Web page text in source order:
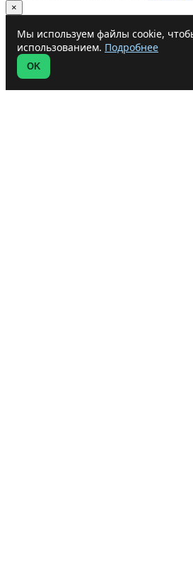
×
Мы используем файлы cookie,
использованием. Подробнее
OK